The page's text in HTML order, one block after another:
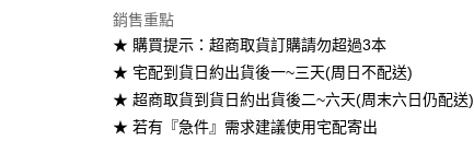
每筆NT$60
付款後全家取貨
每筆NT$60
7-11取貨付款
銷售重點
★ 購買提示：超商取貨訂購請勿超過3本
★ 宅配到貨日約出貨後一~三天(周日不配送)
★ 超商取貨到貨日約出貨後二~六天(周末六日仍配送)
★ 若有『急件』需求建議使用宅配寄出